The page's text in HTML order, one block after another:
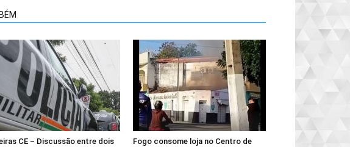
CE – Discussão entre dois
Fogo consome loja no Centro de